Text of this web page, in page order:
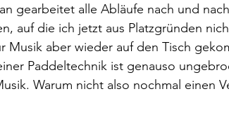
gearbeitet alle Abläufe nach und
auf die ich jetzt aus Platzgründen
Musik aber wieder auf den Tisch
Paddeltechnik ist genauso
Warum nicht also nochmal einen